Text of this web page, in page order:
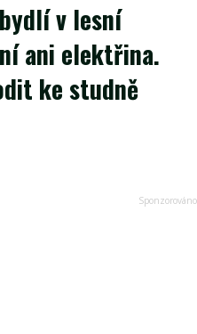
v lesní
ani elektřina.
ke studně